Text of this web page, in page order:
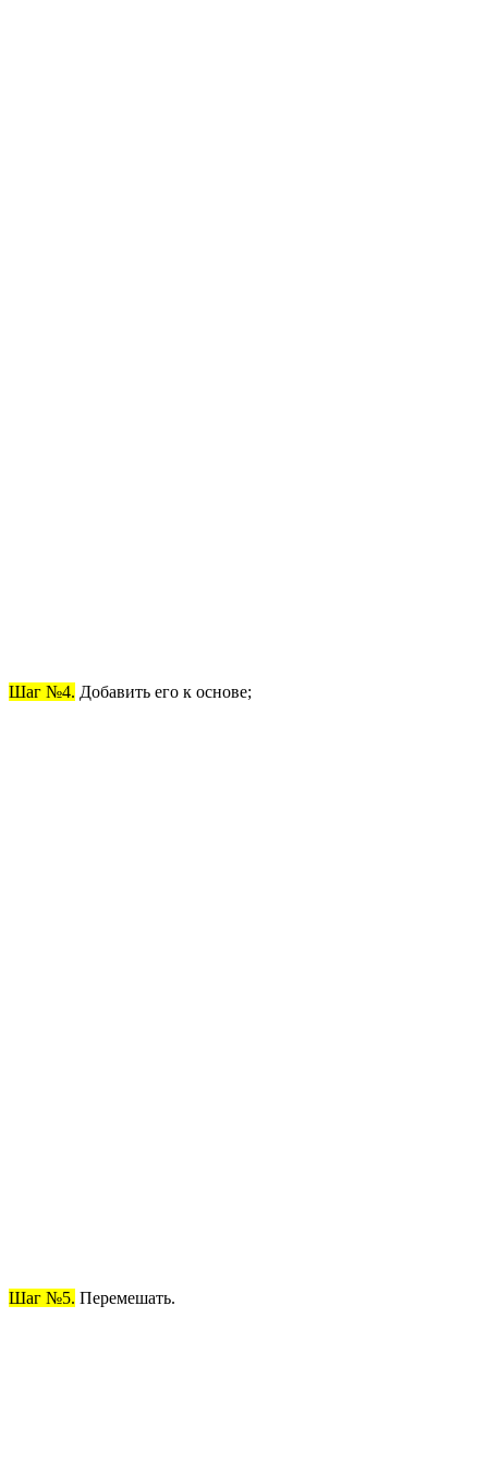
Шаг №4. Добавить его к основе;
Шаг №5. Перемешать.